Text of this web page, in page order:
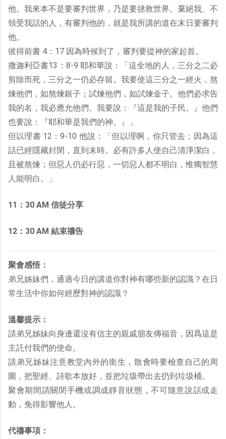
他。我來本不是要審判世界，乃是要拯救世界。棄絕我、不
領受我話的人，有審判他的，就是我所講的道在末日要審判
他。
彼得前書 4：17 因為時候到了，審判要從神的家起首。
撒迦利亞書13：8-9 耶和華說：「這全地的人，三分之二必
剪除而死，三分之一仍必存留。我要使這三分之一經火，熬
煉他們，如熬煉銀子；試煉他們，如試煉金子。他們必求告
我的名，我必應允他們。我要說：『這是我的子民。』他們
也要說：『耶和華是我們的神。』」
但以理書 12：9-10 他說：「但以理啊，你只管去；因為這
話已經隱藏封閉，直到末時。必有許多人使自己清淨潔白，
且被熬煉；但惡人仍必行惡，一切惡人都不明白，惟獨智慧
人能明白。」
11：30 AM 信徒分享
12：30 AM 結束禱告
聚會感悟：
弟兄姊妹們，通過今日的講道你對神有哪些新的認識？在日
常生活中你如何經歷對神的認識？
溫馨提示：
請弟兄姊妹向身邊還沒有信主的親戚朋友傳福音，因爲這是
主託付我們的使命。
請弟兄姊妹注意教堂內外的衛生，散會時要檢查自己的周
圍，把聖經、詩歌本放好，並把垃圾帶出去扔到垃圾桶。
聚會期間請關閉手機或調成靜音狀態，不可隨意說話或走
動，免得影響他人。
代禱事項：